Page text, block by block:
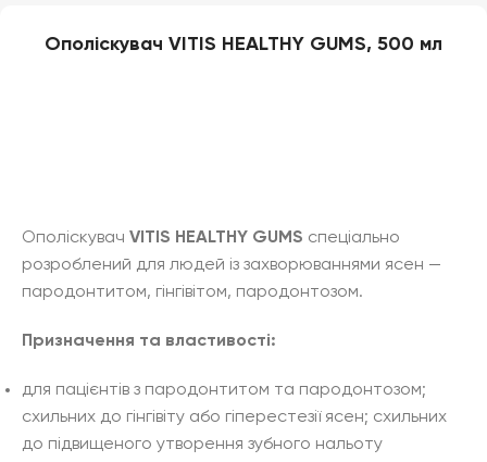
Ополіскувач VITIS HEALTHY GUMS, 500 мл
Ополіскувач VITIS HEALTHY GUMS спеціально
розроблений для людей із захворюваннями ясен —
пародонтитом, гінгівітом, пародонтозом.
Призначення та властивості:
для пацієнтів з пародонтитом та пародонтозом;
схильних до гінгівіту або гіперестезії ясен; схильних
до підвищеного утворення зубного нальоту